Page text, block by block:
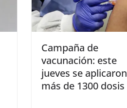
Campaña de
vacunación: este
jueves se aplicaron
más de 1300 dosis